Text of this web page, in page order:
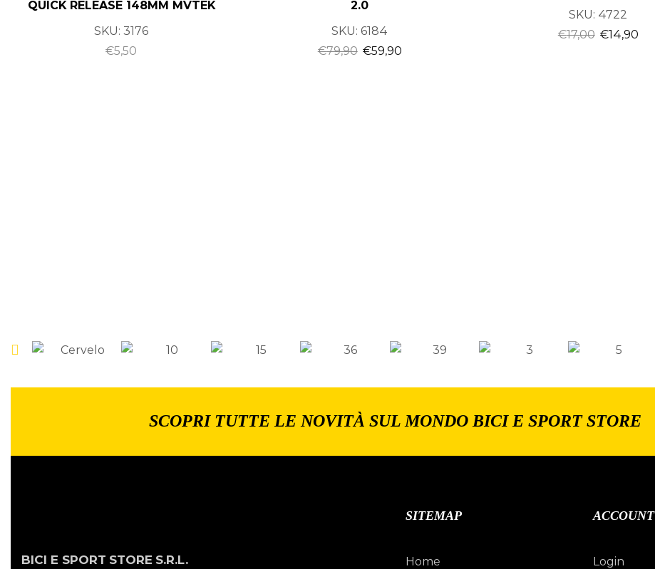
QUICK RELEASE 148MM MVTEK
SKU:3176
€5,50
2.0
SKU:6184
€79,90 €59,90
SKU: 4722
€17,00 €14,90
SCOPRI TUTTE LE NOVITÀ SUL MONDO BICI E SPORT STORE
BICI E SPORT STORE S.R.L.
SITEMAP
Home
ACCOUNT
Login